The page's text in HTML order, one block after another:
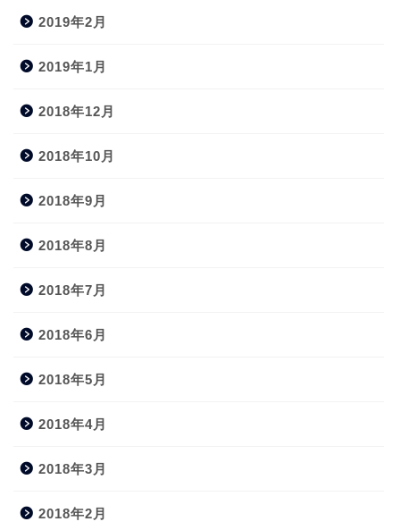
2019年2月
2019年1月
2018年12月
2018年10月
2018年9月
2018年8月
2018年7月
2018年6月
2018年5月
2018年4月
2018年3月
2018年2月